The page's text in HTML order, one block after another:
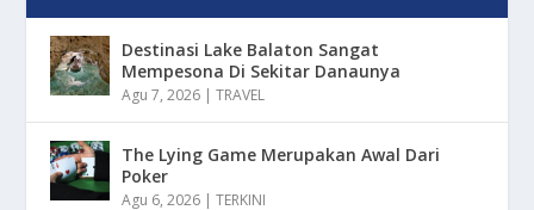
Destinasi Lake Balaton Sangat
Mempesona Di Sekitar Danaunya
Agu 7, 2026 |TRAVEL
The Lying Game Merupakan Awal Dari
Poker
Agu 6, 2026 |TERKINI